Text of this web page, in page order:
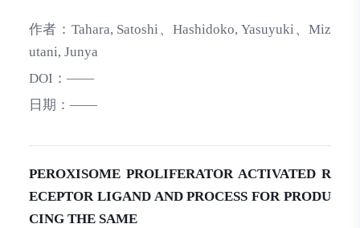
作者： Tahara, Satoshi、Hashidoko, Yasuyuki、Miz
utani, Junya
DOI： ——
日期： ——
PEROXISOME PROLIFERATOR ACTIVATED R
ECEPTOR LIGAND AND PROCESS FOR PRODU
CING THE SAME